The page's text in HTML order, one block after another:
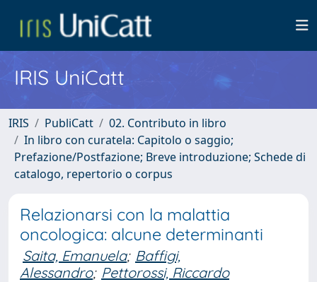
IRIS UniCatt
IRIS PubliCatt
02. Contributo in libro
In libro con curatela: Capitolo o saggio;
Prefazione/Postfazione; Breve introduzione; Schede di
catalogo, repertorio o corpus
Relazionarsi con la malattia
oncologica: alcune determinanti
Saita, Emanuela; Baffigi,
Alessandro; Pettorossi, Riccardo